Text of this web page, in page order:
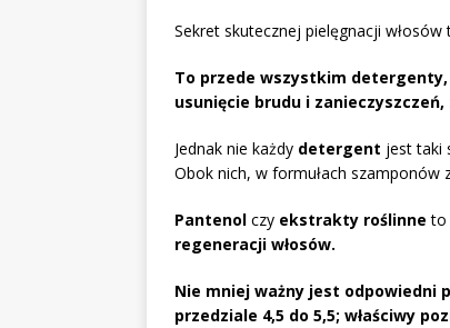
Sekret skutecznej pielęgnacji
To przede wszystkim detergenty,
usunięcie brudu i
Jednak nie każdy detergent jest taki
Obok nich, w formułach szamponów
Pantenol czy ekstrakty roślinne to
regeneracji włosów.
Nie mniej ważny jest odpowiedni
przedziale 4,5 do 5,5; właściwy